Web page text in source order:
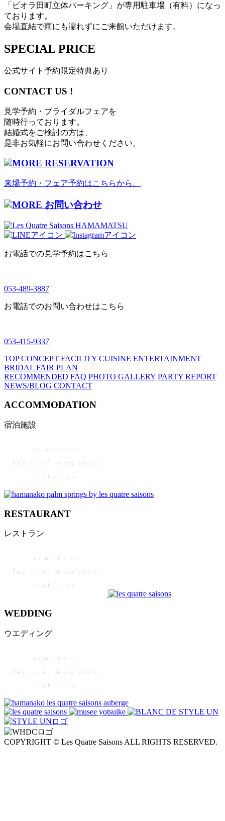
「ビオラ田町立体パーキング」が専用駐車場（有料）になっ
ております。
会場直結で雨にも濡れずにご来館いただけます。
SPECIAL PRICE
公式サイト予約限定特典あり
CONTACT US !
見学予約・ブライダルフェアを
随時行っております。
結婚式をご検討の方は、
是非お気軽にお問い合わせください。
RESERVATION
来場予約・フェア予約はこちらから。
お問い合わせ
お電話での見学予約はこちら
053-489-3887
お電話でのお問い合わせはこちら
053-415-9337
TOP CONCEPT FACILITY CUISINE ENTERTAINMENT
BRIDAL FAIR PLAN
RECOMMENDED FAQ PHOTO GALLERY PARTY REPORT
NEWS/BLOG CONTACT
ACCOMMODATION
宿泊施設
RESTAURANT
レストラン
WEDDING
ウエディング
COPYRIGHT © Les Quatre Saisons ALL RIGHTS RESERVED.